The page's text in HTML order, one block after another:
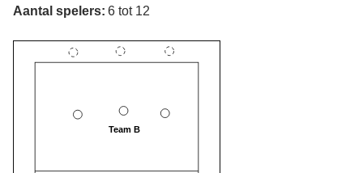
Aantal spelers: 6 tot 12